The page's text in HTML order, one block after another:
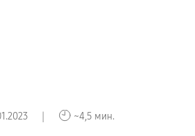
| ~4,5 мин.